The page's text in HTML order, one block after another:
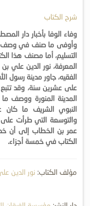
شرح الكتاب
وفاء الوفا بأخبار دار
وأوفى ما صنف في وصف
التسليم، أما مصنف هذا
المعرفة، نور الدين علي
الفقيه، جاور مدينة رسول
على عشرين سنة، وقد
المدينة المنورة ووصف
النبوي الشريف ما كان
والتوسعة التي طرأت على
عمر بن الخطاب إلى أن
الكتاب في خمسة أجزاء.
مؤلف الكتاب: نور الدين